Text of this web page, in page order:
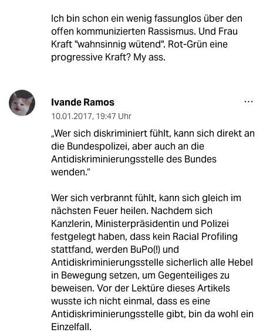
Ich bin schon ein wenig fassunglos über den
offen kommunizierten Rassismus. Und Frau
Kraft "wahnsinnig wütend". Rot-Grün eine
progressive Kraft? My ass.
Ivande Ramos
10.01.2017, 19:47 Uhr
„Wer sich diskriminiert fühlt, kann sich direkt an
die Bundespolizei, aber auch an die
Antidiskriminierungsstelle des Bundes
wenden.“
Wer sich verbrannt fühlt, kann sich gleich im
nächsten Feuer heilen. Nachdem sich
Kanzlerin, Ministerpräsidentin und Polizei
festgelegt haben, dass kein Racial Profiling
stattfand, werden BuPo(!) und
Antidiskriminierungsstelle sicherlich alle Hebel
in Bewegung setzen, um Gegenteiliges zu
beweisen. Vor der Lektüre dieses Artikels
wusste ich nicht einmal, dass es eine
Antidiskriminierungsstelle gibt, bin da wohl ein
Einzelfall.